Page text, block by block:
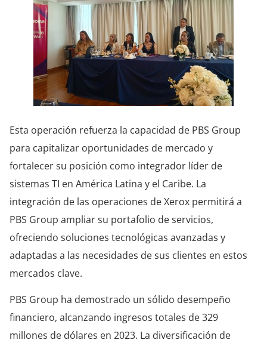
Esta operación refuerza la capacidad de PBS Group
para capitalizar oportunidades de mercado y
fortalecer su posición como integrador líder de
sistemas TI en América Latina y el Caribe. La
integración de las operaciones de Xerox permitirá a
PBS Group ampliar su portafolio de servicios,
ofreciendo soluciones tecnológicas avanzadas y
adaptadas a las necesidades de sus clientes en estos
mercados clave.
PBS Group ha demostrado un sólido desempeño
financiero, alcanzando ingresos totales de 329
millones de dólares en 2023. La diversificación de